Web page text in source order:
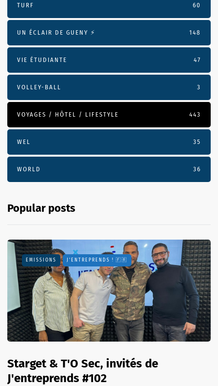
TURF 60
UN ÉCLAIR DE GUENY ⚡️ 148
VIE ÉTUDIANTE 47
VOLLEY-BALL 3
VOYAGES / HÔTEL / LIFESTYLE 443
WEL 35
WORLD 36
Popular posts
EMISSIONS J'ENTREPRENDS ! 🇫🇷
Starget & T'O Sec, invités de
J'entreprends #102